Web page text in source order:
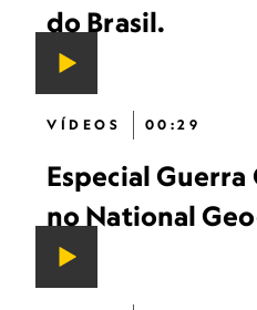
do Brasil.
VÍDEOS 00:29
Especial
no National